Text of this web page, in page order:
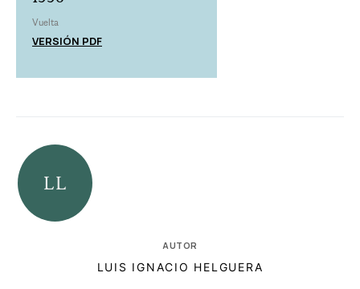
Vuelta
VERSIÓN PDF
AUTOR
LUIS IGNACIO HELGUERA